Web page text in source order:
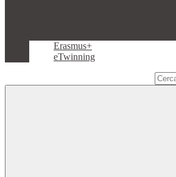
Erasmus+
eTwinning